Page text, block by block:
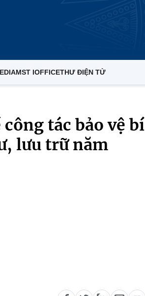
MST IOFFICETHƯ ĐIỆN TỬ
tác bảo vệ bí
lưu trữ năm